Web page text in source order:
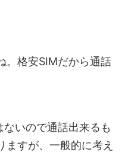
。格安SIMだから通話
いので通話出来るも
すが、一般的に考え